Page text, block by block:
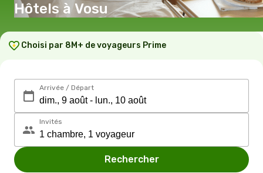
Hôtels à Vosu
Choisi par 8M+ de voyageurs Prime
Arrivée / Départ
Invités
Rechercher